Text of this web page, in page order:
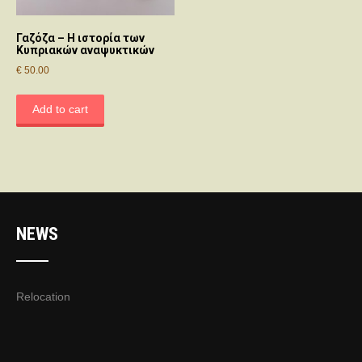
Γαζόζα – Η ιστορία των
Κυπριακών αναψυκτικών
€ 50.00
Add to cart
NEWS
Relocation